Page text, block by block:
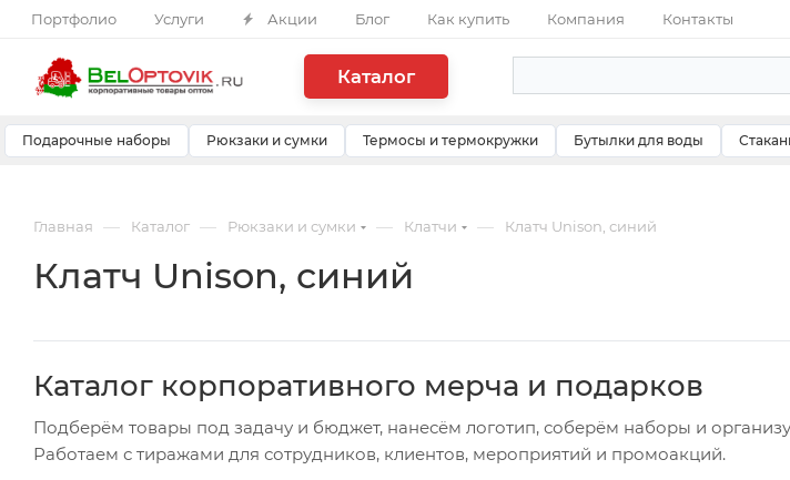
Портфолио Услуги Акции Блог Как купить Компания Контакты
Каталог
Подарочные наборы Рюкзаки и сумки Термосы и термокружки Бутылки для воды
Главная — Каталог — Рюкзаки и сумки — Клатчи — Клатч Unison, синий
Клатч Unison, синий
Каталог корпоративного мерча и подарков
Подберём товары под задачу и бюджет, нанесём логотип, соберём наборы и
Работаем с тиражами для сотрудников, клиентов, мероприятий и промоакций.